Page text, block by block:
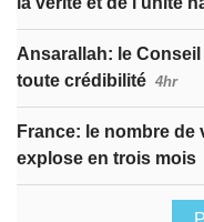
Ansarallah: le
toute crédibilité 4hr
France: le nombre
explose en trois mois